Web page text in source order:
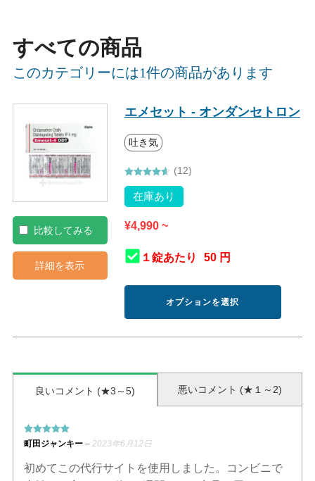
すべての商品
このカテゴリーには1件の商品があります
比較してみる
詳細を表示
エメセット - オンダンセトロン
吐き気
4.58の評価
(12)
在庫あり
¥4,990~
１錠あたり 50 円
オプションを選択
の
は
の
リ
良いコメント (★3～5) 悪いコメント (★１～2)
5段階中5の
評価
町田ジャンキー – 2023年6月12日
初めてこの代行サイトを使用しました。コンビニで